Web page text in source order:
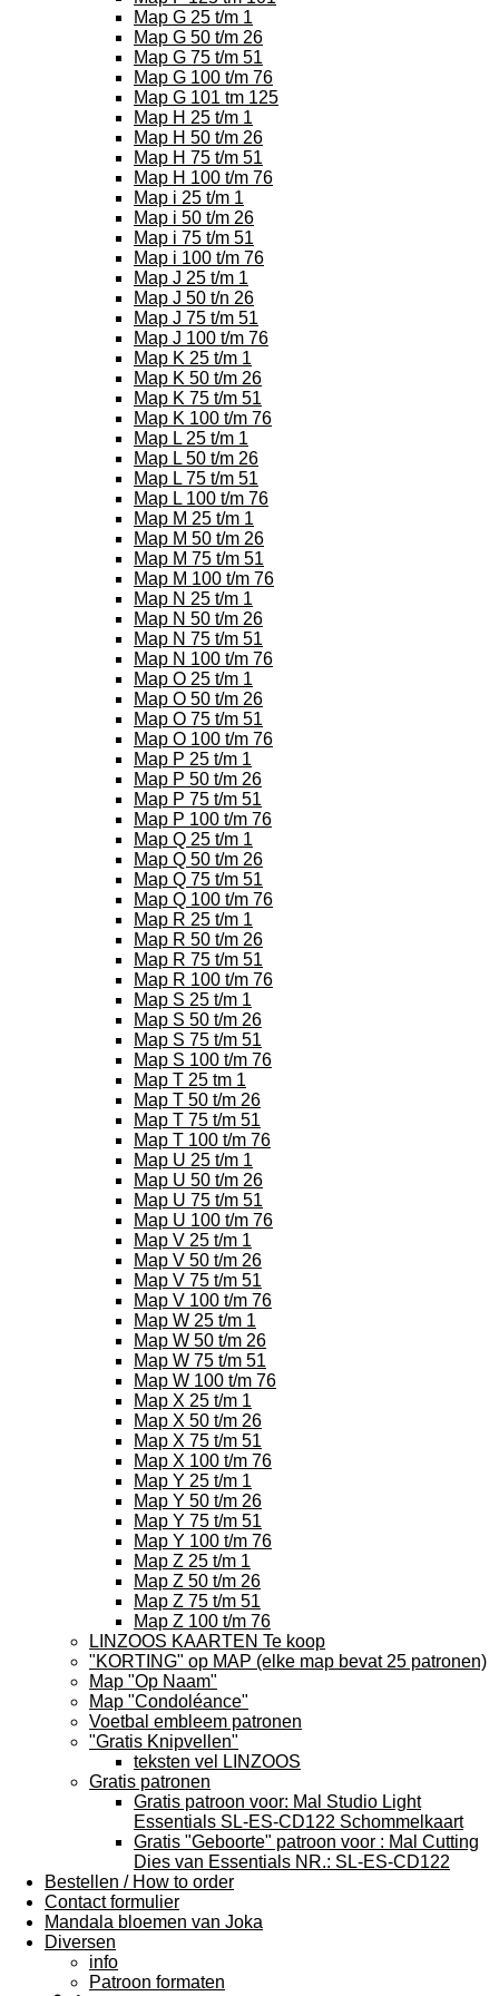
Map G 25 t/m 1
Map G 50 t/m 26
Map G 75 t/m 51
Map G 100 t/m 76
Map G 101 tm 125
Map H 25 t/m 1
Map H 50 t/m 26
Map H 75 t/m 51
Map H 100 t/m 76
Map i 25 t/m 1
Map i 50 t/m 26
Map i 75 t/m 51
Map i 100 t/m 76
Map J 25 t/m 1
Map J 50 t/n 26
Map J 75 t/m 51
Map J 100 t/m 76
Map K 25 t/m 1
Map K 50 t/m 26
Map K 75 t/m 51
Map K 100 t/m 76
Map L 25 t/m 1
Map L 50 t/m 26
Map L 75 t/m 51
Map L 100 t/m 76
Map M 25 t/m 1
Map M 50 t/m 26
Map M 75 t/m 51
Map M 100 t/m 76
Map N 25 t/m 1
Map N 50 t/m 26
Map N 75 t/m 51
Map N 100 t/m 76
Map O 25 t/m 1
Map O 50 t/m 26
Map O 75 t/m 51
Map O 100 t/m 76
Map P 25 t/m 1
Map P 50 t/m 26
Map P 75 t/m 51
Map P 100 t/m 76
Map Q 25 t/m 1
Map Q 50 t/m 26
Map Q 75 t/m 51
Map Q 100 t/m 76
Map R 25 t/m 1
Map R 50 t/m 26
Map R 75 t/m 51
Map R 100 t/m 76
Map S 25 t/m 1
Map S 50 t/m 26
Map S 75 t/m 51
Map S 100 t/m 76
Map T 25 tm 1
Map T 50 t/m 26
Map T 75 t/m 51
Map T 100 t/m 76
Map U 25 t/m 1
Map U 50 t/m 26
Map U 75 t/m 51
Map U 100 t/m 76
Map V 25 t/m 1
Map V 50 t/m 26
Map V 75 t/m 51
Map V 100 t/m 76
Map W 25 t/m 1
Map W 50 t/m 26
Map W 75 t/m 51
Map W 100 t/m 76
Map X 25 t/m 1
Map X 50 t/m 26
Map X 75 t/m 51
Map X 100 t/m 76
Map Y 25 t/m 1
Map Y 50 t/m 26
Map Y 75 t/m 51
Map Y 100 t/m 76
Map Z 25 t/m 1
Map Z 50 t/m 26
Map Z 75 t/m 51
Map Z 100 t/m 76
LINZOOS KAARTEN Te koop
"KORTING" op MAP (elke map bevat 25 patronen)
Map "Op Naam"
Map "Condoléance"
Voetbal embleem patronen
"Gratis Knipvellen"
teksten vel LINZOOS
Gratis patronen
Gratis patroon voor: Mal Studio Light
Essentials SL-ES-CD122 Schommelkaart
Gratis "Geboorte" patroon voor : Mal Cutting
Dies van Essentials NR.: SL-ES-CD122
Bestellen / How to order
Contact formulier
Mandala bloemen van Joka
Diversen
info
Patroon formaten